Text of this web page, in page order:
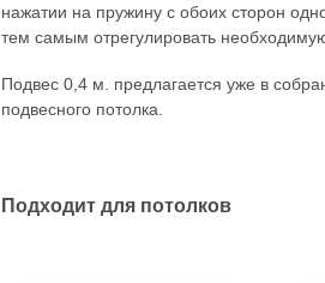
нажатии на пружину с обоих сторон
тем самым отрегулировать
Подвес 0,4 м. предлагается уже в
подвесного потолка.
Подходит для потолков